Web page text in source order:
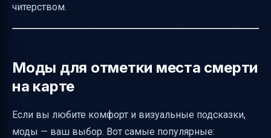
читерством.
Моды для отметки места смерти
на карте
Если вы любите комфорт и визуальные подсказки,
моды — ваш выбор. Вот самые популярные: